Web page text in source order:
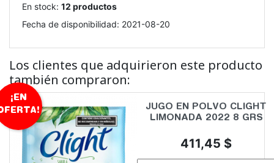
En stock: 12 productos
Fecha de disponibilidad: 2021-08-20
Los clientes que adquirieron este producto
también compraron:
JUGO EN POLVO CLIGHT
LIMONADA 2022 8 GRS
Precio
411,45 $
¡EN